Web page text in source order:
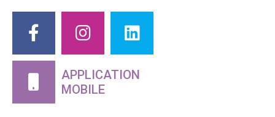
APPLICATION
MOBILE